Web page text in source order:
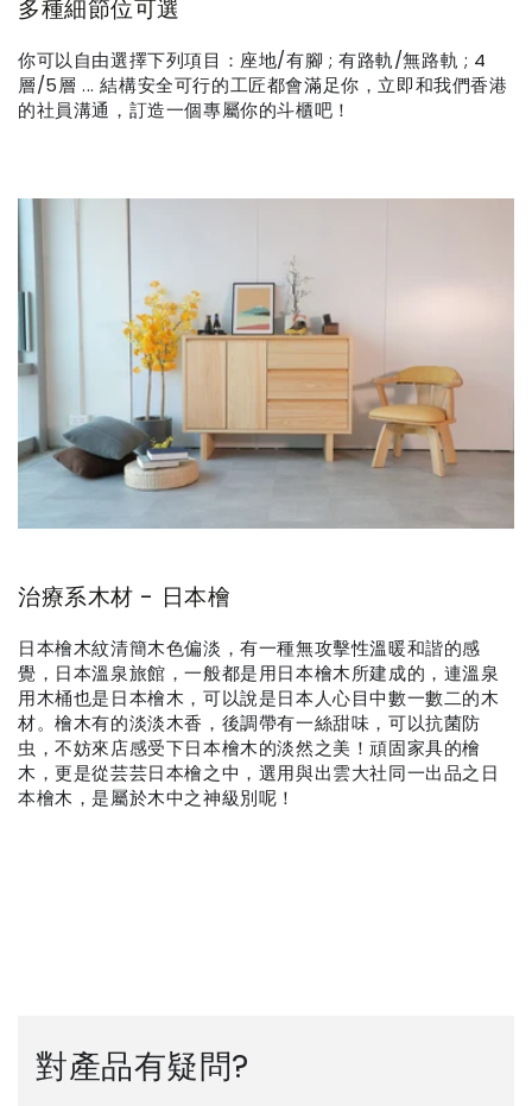
多種細節位可選
你可以自由選擇下列項目：座地/有腳 ; 有路軌/無路軌 ; 4
層/5層 ... 結構安全可行的工匠都會滿足你，立即和我們香港
的社員溝通，訂造一個專屬你的斗櫃吧！
治療系木材 - 日本檜
日本檜木紋清簡木色偏淡，有一種無攻擊性溫暖和諧的感
覺，日本溫泉旅館，一般都是用日本檜木所建成的，連溫泉
用木桶也是日本檜木，可以說是日本人心目中數一數二的木
材。檜木有的淡淡木香，後調帶有一絲甜味，可以抗菌防
虫，不妨來店感受下日本檜木的淡然之美！頑固家具的檜
木，更是從芸芸日本檜之中，選用與出雲大社同一出品之日
本檜木，是屬於木中之神級別呢！
對產品有疑問?